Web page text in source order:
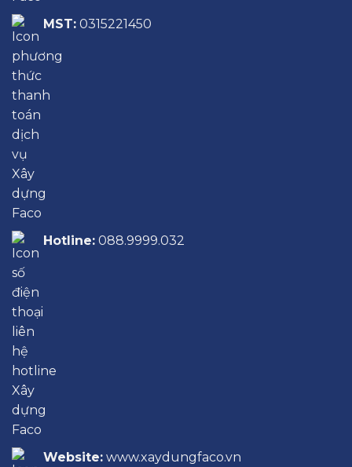
MST: 0315221450
Hotline: 088.9999.032
Website: www.xaydungfaco.vn